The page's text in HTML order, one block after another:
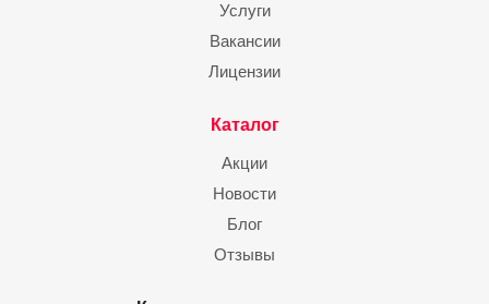
Услуги
Вакансии
Лицензии
Каталог
Акции
Новости
Блог
Отзывы